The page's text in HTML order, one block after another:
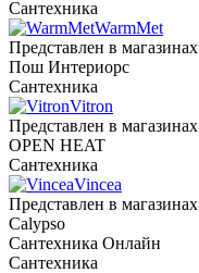
Сантехника
WarmMet
Представлен в магазинах
Пош Интериорс
Сантехника
Vitron
Представлен в магазинах
OPEN HEAT
Сантехника
Vincea
Представлен в магазинах
Calypso
Сантехника Онлайн
Сантехника